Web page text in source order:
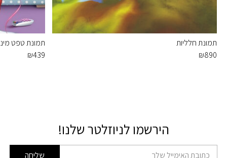
תמונת חלליות
₪890
תמונת טפט מיני
₪439
הירשמו לניוזלטר שלנו!
דוא׳׳ל שליחה